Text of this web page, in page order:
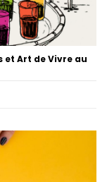
et Art de Vivre au